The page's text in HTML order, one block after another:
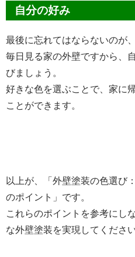
自分の好み
最後に忘れてはならないのが
毎日見る家の外壁ですから、
びましょう。
好きな色を選ぶことで、家に
ことができます。
以上が、「外壁塗装の色選び
のポイント」です。
これらのポイントを参考にし
な外壁塗装を実現してください